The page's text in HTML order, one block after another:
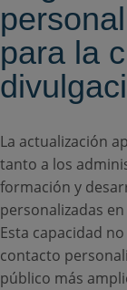
para la
La actualización
tanto a los
formación y
personalizadas
Esta capacidad
contacto
público más